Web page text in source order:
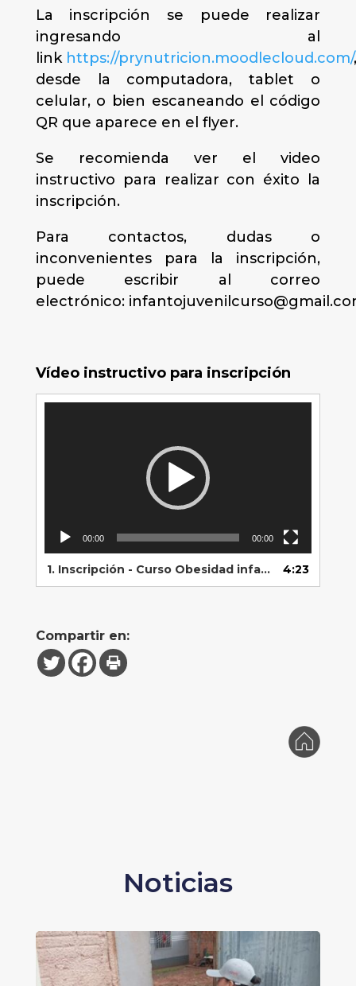
La inscripción se puede realizar
ingresando al
link https://prynutricion.moodlecloud.com/,
desde la computadora, tablet o
celular, o bien escaneando el código
QR que aparece en el flyer.
Se recomienda ver el video
instructivo para realizar con éxito la
inscripción.
Para contactos, dudas o
inconvenientes para la inscripción,
puede escribir al correo
electrónico:
Vídeo instructivo para inscripción
00:00 00:00
1. Inscripción - Curso Obesidad infantojuvenil 4:23
Compartir en:
Noticias